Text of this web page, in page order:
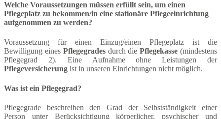
Welche Voraussetzungen müssen erfüllt sein, um einen
Pflegeplatz zu bekommen/in eine stationäre Pflegeeinrichtung
aufgenommen zu werden?
Voraussetzung für einen Einzug/einen Pflegeplatz ist die
Bewilligung eines Pflegegradesdurch diePflegekasse (mindestens
Pflegegrad 2). Eine Aufnahme ohne Leistungen der
Pflegeversicherung ist in unseren Einrichtungen nicht möglich.
Was ist ein Pflegegrad?
Pflegegrade beschreiben den Grad der Selbstständigkeit einer
Person unter Berücksichtigung körperlicher, psychischer und